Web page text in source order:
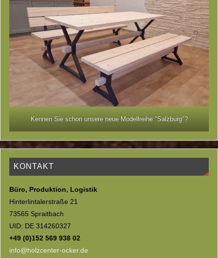
Kennen Sie schon unsere neue Modellreihe "Salzburg"?
KONTAKT
Büro, Produktion, Logistik
Hinterlintalerstraße 21
73565 Spraitbach
UID: DE 314260327
+49 (0)152 569 938 02
info@holzcenter-ocker.de